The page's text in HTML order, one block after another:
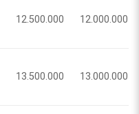
12.500.000 12.000.000
13.500.000 13.000.000